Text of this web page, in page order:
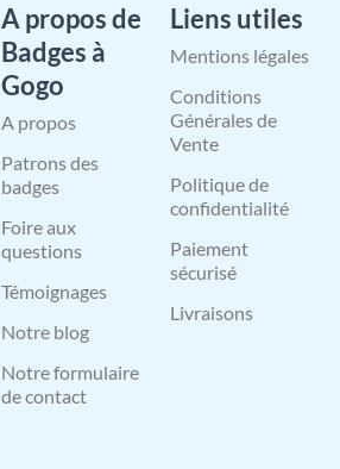
A propos de
Badges à
Gogo
A propos
Patrons des
badges
Foire aux
questions
Témoignages
Notre blog
Notre formulaire
de contact
Liens utiles
Mentions légales
Conditions
Générales de
Vente
Politique de
confidentialité
Paiement
sécurisé
Livraisons